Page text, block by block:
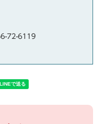
72-6119